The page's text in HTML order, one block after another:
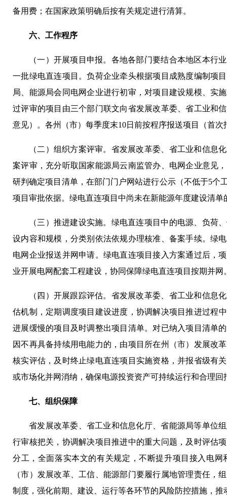
备用费；在国家政策明确后按有关规定进行清算。
六、工作程序
（一）开展项目申报。各地各部门要结合本地区本行
一批绿电直连项目。负荷企业牵头根据项目成熟度编制项
局、能源局会同电网企业进行初审，对项目建设规模、实
过评审的项目由三个部门联文向省发展改革委、省工业和
意见）。各州（市）每季度末10日前按程序报送项目（首次
（二）组织方案评审。省发展改革委、省工业和信息
案评审，充分听取国家能源局云南监管办、电网企业意见
研判确定项目清单，在部门门户网站进行公示（不低于5个
项目审批依据。绿电直连项目中尚未在新能源年度建设清
（三）推进建设实施。绿电直连项目中的电源、负荷
设内容和规模，分类别依法依规办理核准、备案手续。绿
电网企业报送并网申请。绿电直连项目接入方案通过后，
业开展电网配套工程建设，协同保障绿电直连项目按期并网
（四）开展跟踪评估。省发展改革委、省工业和信息
估机制，定期调度项目建设进度，协调解决项目推进过程
进展缓慢的项目及时调整出项目清单。对已纳入项目清单
因不再具备持续用电能力的，由项目所在州（市）发展改
核实评估，及时终止绿电直连项目实施资格，并报省级有
或市场化并网消纳，确保电源投资资产可持续运行和合理回
七、组织保障
省发展改革委、省工业和信息化厅、省能源局等单位
行审核把关，协调解决项目推进中的重大问题，及时评估
分工，全面落实本文的有关规定，不断提升项目接入电
（市）发展改革、工信、能源部门要履行属地管理责任，
制度，强化前期、建设、运行等各环节的风险防控措施，